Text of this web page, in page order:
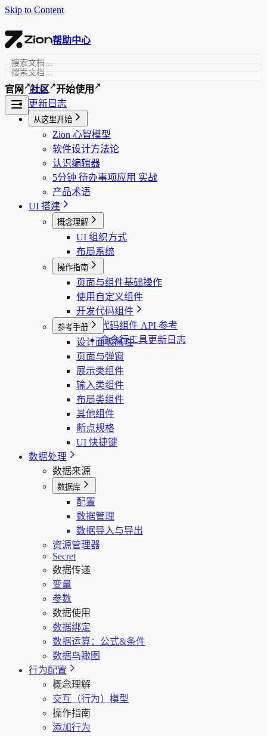
Skip to Content
帮助中心
官网 ↗社区↗开始使用 ↗
首页
更新日志
从这里开始
Zion 心智模型
软件设计方法论
认识编辑器
5分钟 待办事项应用 实战
产品术语
UI 搭建
概念理解
UI 组织方式
布局系统
操作指南
页面与组件基础操作
使用自定义组件
开发代码组件
代码组件 API 参考
命令行工具更新日志
参考手册
设计面板属性
页面与弹窗
展示类组件
输入类组件
布局类组件
其他组件
断点规格
UI 快捷键
数据处理
数据来源
数据库
配置
数据管理
数据导入与导出
资源管理器
Secret
数据传递
变量
参数
数据使用
数据绑定
数据运算：公式&条件
数据鸟瞰图
行为配置
概念理解
交互（行为）模型
操作指南
添加行为